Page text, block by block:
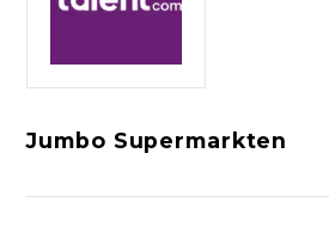
Jumbo Supermarkten